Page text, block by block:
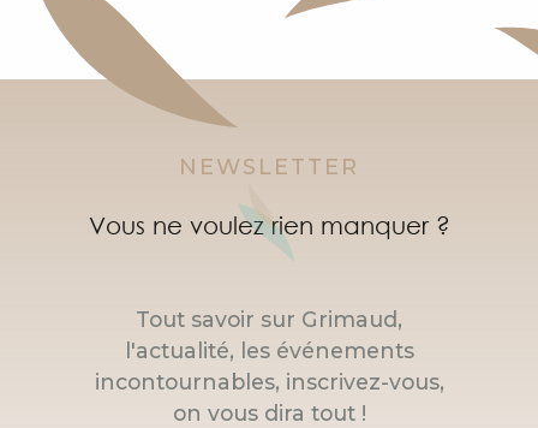
NEWSLETTER
Vous ne voulez rien manquer ?
Tout savoir sur Grimaud,
l'actualité, les événements
incontournables, inscrivez-vous,
on vous dira tout !